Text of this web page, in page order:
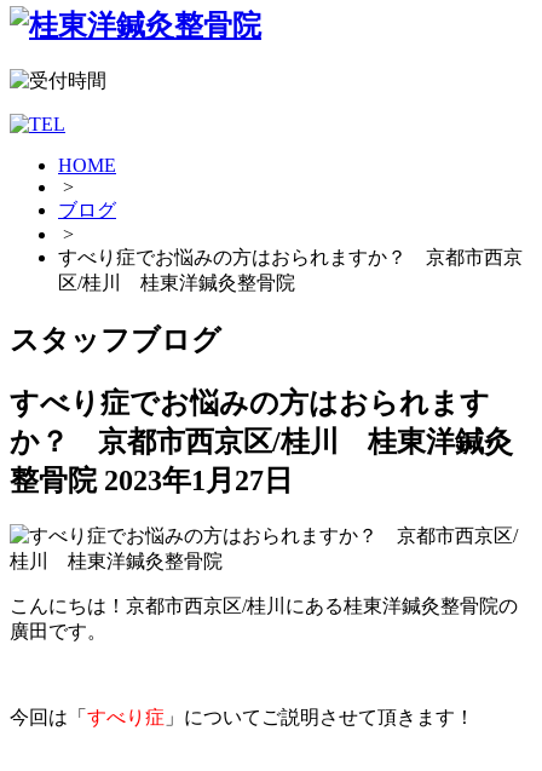
HOME
>
ブログ
>
すべり症でお悩みの方はおられますか？ 京都市西京
区/桂川 桂東洋鍼灸整骨院
スタッフブログ
すべり症でお悩みの方はおられます
か？ 京都市西京区/桂川 桂東洋鍼灸
整骨院 2023年1月27日
こんにちは！京都市西京区/桂川にある桂東洋鍼灸整骨院の
廣田です。
今回は「 すべり症 」についてご説明させて頂きます！